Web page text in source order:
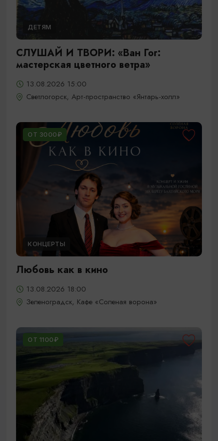
ДЕТЯМ
СЛУШАЙ И ТВОРИ: «Ван Гог:
мастерская цветного ветра»
13.08.2026 15:00
Светлогорск, Арт-пространство «Янтарь-холл»
ОТ 3000₽
КОНЦЕРТЫ
Любовь как в кино
13.08.2026 18:00
Зеленоградск, Кафе «Соленая ворона»
ОТ 1100₽